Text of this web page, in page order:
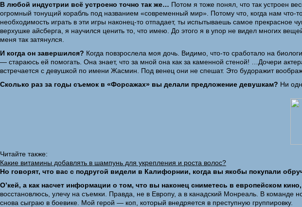
В любой индустрии всё устроено точно так же… Потом я тоже понял, что так устроен
огромный тонущий корабль под названием «современный мир». Потому что, когда нам
необходимость играть в эти игры наконец-то отпадает, ты испытываешь самое
верхушке айсберга, я научился ценить то, что имею. До этого я в упор не видел многих
меня так затянулся.
И когда он завершился? Когда повзрослела моя дочь. Видимо, что-то сработало на
— стараюсь ей помогать. Она знает, что за мной она как за каменной стеной! …Дочери
встречается с девушкой по имени Жасмин. Под венец они не спешат. Это будоражит
Сколько раз за годы съемок в «Форсажах» вы делали предложение девушкам? Ни
Читайте также:
Какие витамины добавлять в шампунь для укрепления и роста волос?
Но говорят, что вас с подругой видели в Калифорнии, когда вы якобы покупали
О’кей, а как насчет информации о том, что вы наконец сниметесь в европейском
восстановлюсь, улечу на съемки. Правда, не в Европу, а в канадский Монреаль. В
снова сыграю в боевике. Мой герой — коп, который внедряется в преступную группировку.